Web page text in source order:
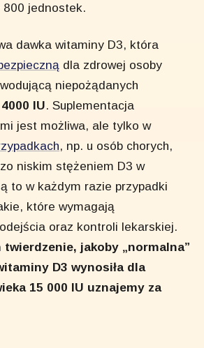
800 jednostek.
dawka witaminy D3, która
dla zdrowej osoby
niepożądanych
4000 IU. Suplementacja
jest możliwa, ale tylko w
, np. u osób chorych,
niskim stężeniem D3 w
to w każdym razie przypadki
które wymagają
oraz kontroli lekarskiej.
twierdzenie, jakoby „normalna”
D3 wynosiła dla
15 000 IU uznajemy za